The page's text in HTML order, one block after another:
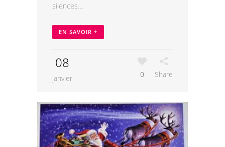
silences....
EN SAVOIR +
08
janvier 0 Share